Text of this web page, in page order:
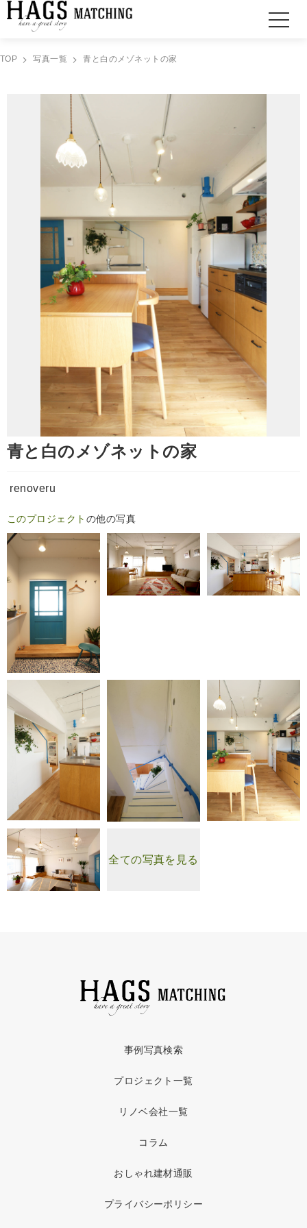
TOP 写真一覧 青と白のメゾネットの家
青と白のメゾネットの家
renoveru
このプロジェクト の他の写真
全ての写真を見る
事例写真検索
プロジェクト一覧
リノベ会社一覧
コラム
おしゃれ建材通販
プライバシーポリシー